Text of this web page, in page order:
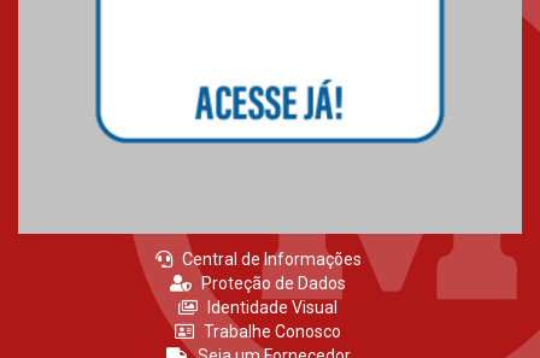
Central de Informações
Proteção de Dados
Identidade Visual
Trabalhe Conosco